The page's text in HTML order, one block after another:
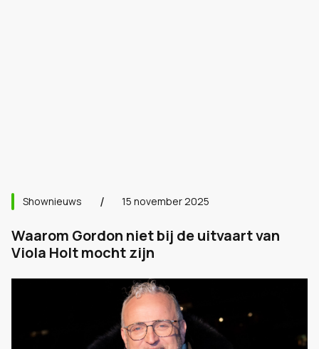
Shownieuws 15 november 2025
Waarom Gordon niet bij de uitvaart van
Viola Holt mocht zijn